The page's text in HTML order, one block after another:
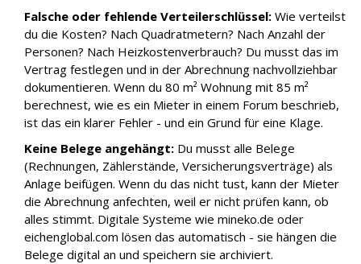
Falsche oder fehlende Verteilerschlüssel: Wie verteilst
du die Kosten? Nach Quadratmetern? Nach Anzahl der
Personen? Nach Heizkostenverbrauch? Du musst das im
Vertrag festlegen und in der Abrechnung nachvollziehbar
dokumentieren. Wenn du 80 m² Wohnung mit 85 m²
berechnest, wie es ein Mieter in einem Forum beschrieb,
ist das ein klarer Fehler - und ein Grund für eine Klage.
Keine Belege angehängt: Du musst alle Belege
(Rechnungen, Zählerstände, Versicherungsverträge) als
Anlage beifügen. Wenn du das nicht tust, kann der Mieter
die Abrechnung anfechten, weil er nicht prüfen kann, ob
alles stimmt. Digitale Systeme wie mineko.de oder
eichenglobal.com lösen das automatisch - sie hängen die
Belege digital an und speichern sie archiviert.